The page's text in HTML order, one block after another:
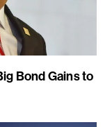
Bond Gains to